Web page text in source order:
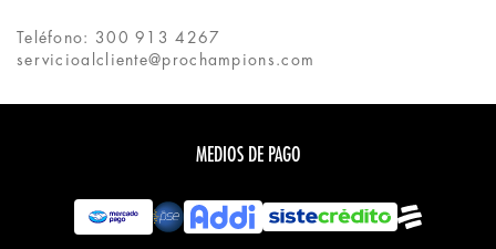
Teléfono: 300 913 4267
servicioalcliente@prochampions.com
MEDIOS DE PAGO